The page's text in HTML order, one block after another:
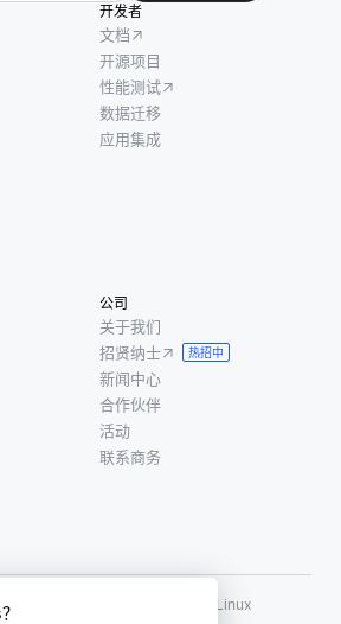
开发者
文档
开源项目
性能测试
数据迁移
应用集成
公司
关于我们
招贤纳士
热招中
新闻中心
合作伙伴
活动
联系商务
，以及相关的开源项目名称为 Linux